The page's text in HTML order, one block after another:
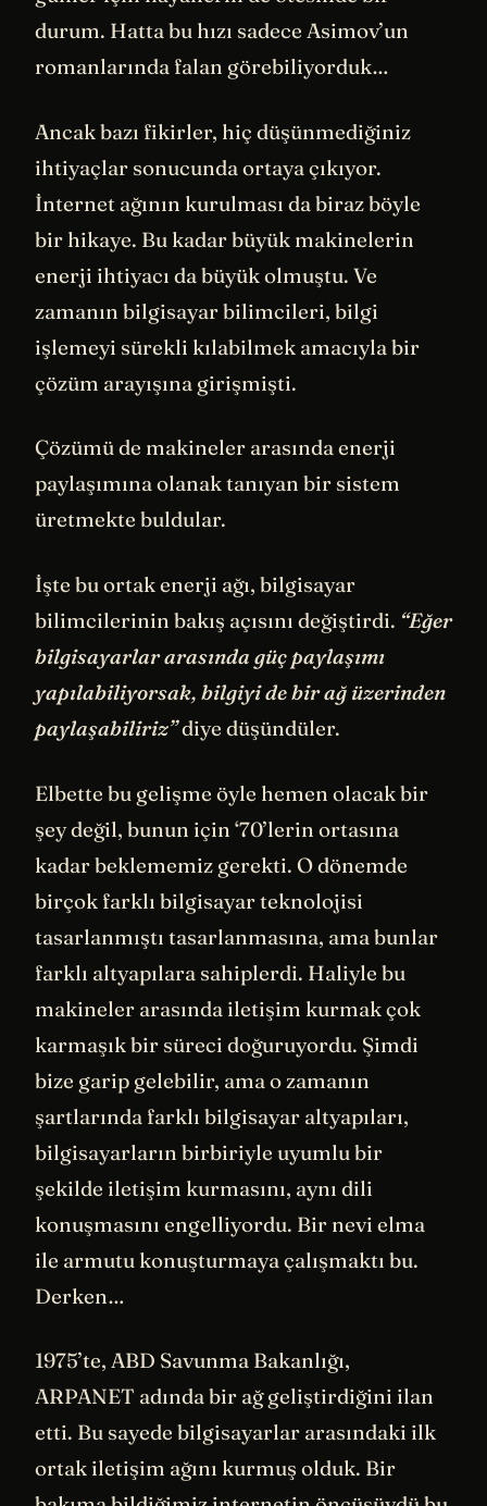
durum. Hatta bu hızı sadece Asimov’un
romanlarında falan görebiliyorduk…
Ancak bazı fikirler, hiç düşünmediğiniz
ihtiyaçlar sonucunda ortaya çıkıyor.
İnternet ağının kurulması da biraz böyle
bir hikaye. Bu kadar büyük makinelerin
enerji ihtiyacı da büyük olmuştu. Ve
zamanın bilgisayar bilimcileri, bilgi
işlemeyi sürekli kılabilmek amacıyla bir
çözüm arayışına girişmişti.
Çözümü de makineler arasında enerji
paylaşımına olanak tanıyan bir sistem
üretmekte buldular.
İşte bu ortak enerji ağı, bilgisayar
bilimcilerinin bakış açısını değiştirdi. “Eğer
bilgisayarlar arasında güç paylaşımı
yapılabiliyorsak, bilgiyi de bir ağ üzerinden
paylaşabiliriz”diye düşündüler.
Elbette bu gelişme öyle hemen olacak bir
şey değil, bunun için ‘70’lerin ortasına
kadar beklememiz gerekti. O dönemde
birçok farklı bilgisayar teknolojisi
tasarlanmıştı tasarlanmasına, ama bunlar
farklı altyapılara sahiplerdi. Haliyle bu
makineler arasında iletişim kurmak çok
karmaşık bir süreci doğuruyordu. Şimdi
bize garip gelebilir, ama o zamanın
şartlarında farklı bilgisayar altyapıları,
bilgisayarların birbiriyle uyumlu bir
şekilde iletişim kurmasını, aynı dili
konuşmasını engelliyordu. Bir nevi elma
ile armutu konuşturmaya çalışmaktı bu.
Derken…
1975’te, ABD Savunma Bakanlığı,
ARPANET adında bir ağ geliştirdiğini ilan
etti. Bu sayede bilgisayarlar arasındaki ilk
ortak iletişim ağını kurmuş olduk. Bir